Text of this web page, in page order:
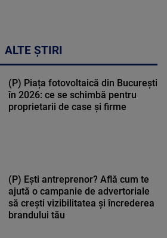
ALTE ȘTIRI
(P) Piața fotovoltaică din București
în 2026: ce se schimbă pentru
proprietarii de case și firme
(P) Ești antreprenor? Află cum te
ajută o campanie de advertoriale
să crești vizibilitatea și încrederea
brandului tău